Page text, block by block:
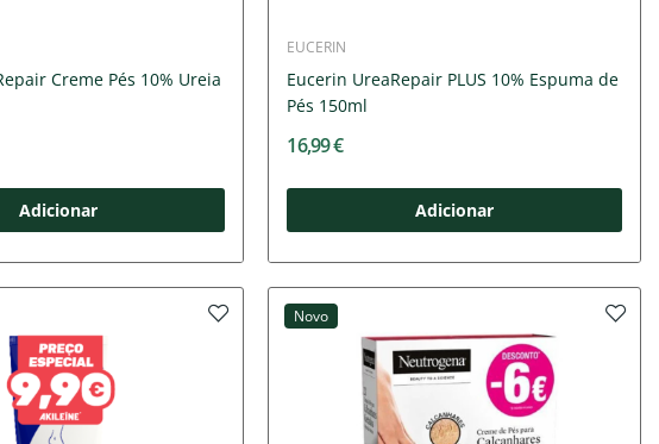
Creme Pés 10% Ureia
Adicionar
EUCERIN
Eucerin UreaRepair PLUS 10% Espuma de
Pés 150ml
16,99 €
Adicionar
Novo